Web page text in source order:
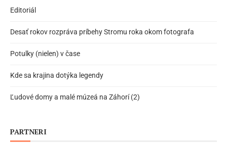
Editoriál
Desať rokov rozpráva príbehy Stromu roka okom fotografa
Potulky (nielen) v čase
Kde sa krajina dotýka legendy
Ľudové domy a malé múzeá na Záhorí (2)
PARTNERI